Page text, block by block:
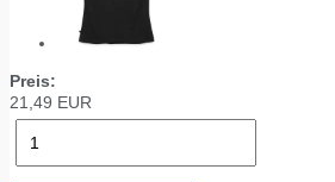
Preis:
21,49 EUR